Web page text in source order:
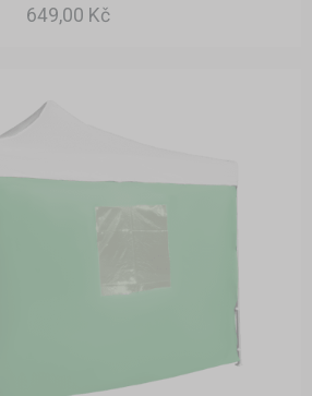
649,00 Kč